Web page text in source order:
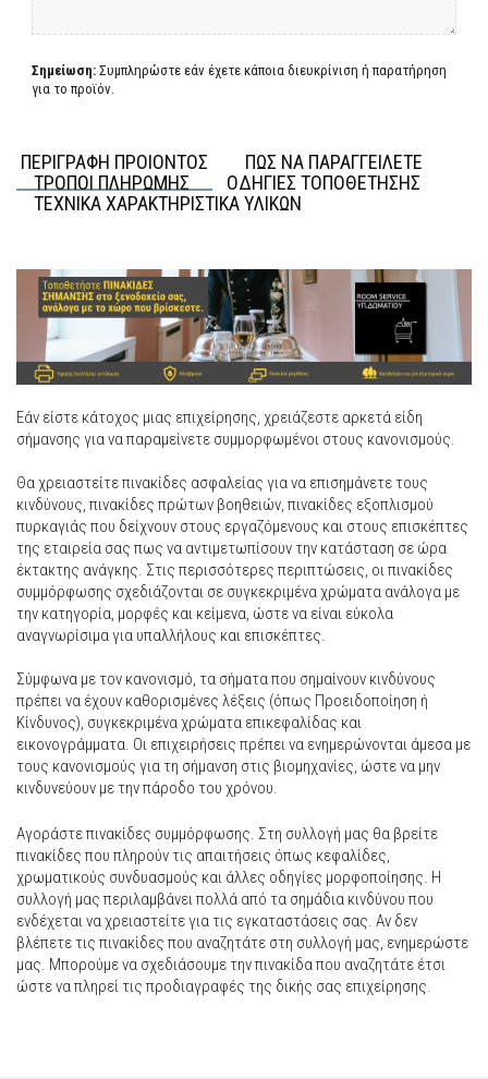
Σημείωση: Συμπληρώστε εάν έχετε κάποια διευκρίνιση ή παρατήρηση
για το προϊόν.
ΠΕΡΙΓΡΑΦΗ ΠΡΟΙΟΝΤΟΣ
ΠΩΣ ΝΑ ΠΑΡΑΓΓΕΙΛΕΤΕ
ΤΡΟΠΟΙ ΠΛΗΡΩΜΗΣ
ΟΔΗΓΙΕΣ ΤΟΠΟΘΕΤΗΣΗΣ
ΤΕΧΝΙΚΑ ΧΑΡΑΚΤΗΡΙΣΤΙΚΑ ΥΛΙΚΩΝ
Εάν είστε κάτοχος μιας επιχείρησης, χρειάζεστε αρκετά είδη
σήμανσης για να παραμείνετε συμμορφωμένοι στους κανονισμούς.
Θα χρειαστείτε πινακίδες ασφαλείας για να επισημάνετε τους
κινδύνους, πινακίδες πρώτων βοηθειών, πινακίδες εξοπλισμού
πυρκαγιάς που δείχνουν στους εργαζόμενους και στους επισκέπτες
της εταιρεία σας πως να αντιμετωπίσουν την κατάσταση σε ώρα
έκτακτης ανάγκης. Στις περισσότερες περιπτώσεις, οι πινακίδες
συμμόρφωσης σχεδιάζονται σε συγκεκριμένα χρώματα ανάλογα με
την κατηγορία, μορφές και κείμενα, ώστε να είναι εύκολα
αναγνωρίσιμα για υπαλλήλους και επισκέπτες.
Σύμφωνα με τον κανονισμό, τα σήματα που σημαίνουν κινδύνους
πρέπει να έχουν καθορισμένες λέξεις (όπως Προειδοποίηση ή
Κίνδυνος), συγκεκριμένα χρώματα επικεφαλίδας και
εικονογράμματα. Οι επιχειρήσεις πρέπει να ενημερώνονται άμεσα με
τους κανονισμούς για τη σήμανση στις βιομηχανίες, ώστε να μην
κινδυνεύουν με την πάροδο του χρόνου.
Αγοράστε πινακίδες συμμόρφωσης. Στη συλλογή μας θα βρείτε
πινακίδες που πληρούν τις απαιτήσεις όπως κεφαλίδες,
χρωματικούς συνδυασμούς και άλλες οδηγίες μορφοποίησης. Η
συλλογή μας περιλαμβάνει πολλά από τα σημάδια κινδύνου που
ενδέχεται να χρειαστείτε για τις εγκαταστάσεις σας. Αν δεν
βλέπετε τις πινακίδες που αναζητάτε στη συλλογή μας, ενημερώστε
μας. Μπορούμε να σχεδιάσουμε την πινακίδα που αναζητάτε έτσι
ώστε να πληρεί τις προδιαγραφές της δικής σας επιχείρησης.